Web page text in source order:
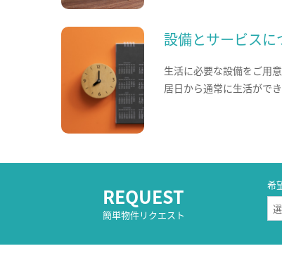
設備とサービスに
生活に必要な設備をご用
居日から通常に生活ができ
REQUEST
簡単物件リクエスト
希